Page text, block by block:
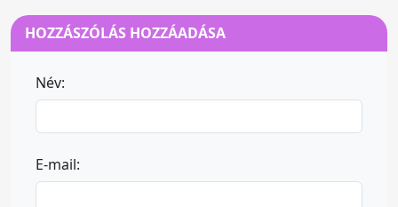
HOZZÁSZÓLÁS HOZZÁADÁSA
Név:
E-mail: